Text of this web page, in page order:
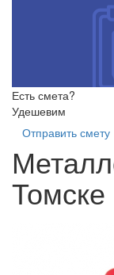
Есть смета?
Удешевим
Отправить смету
Томске